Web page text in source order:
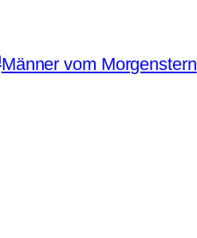
Männer vom Morgenstern